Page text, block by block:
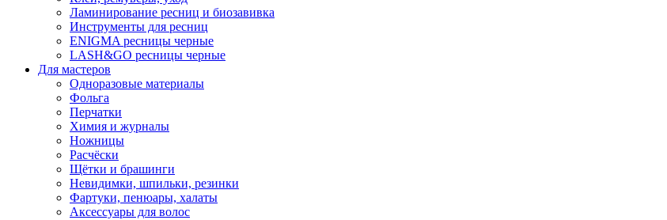
Ламинирование ресниц и биозавивка
Инструменты для ресниц
ENIGMA ресницы черные
LASH&GO ресницы черные
Для мастеров
Одноразовые материалы
Фольга
Перчатки
Химия и журналы
Ножницы
Расчёски
Щётки и брашинги
Невидимки, шпильки, резинки
Фартуки, пенюары, халаты
Аксессуары для волос